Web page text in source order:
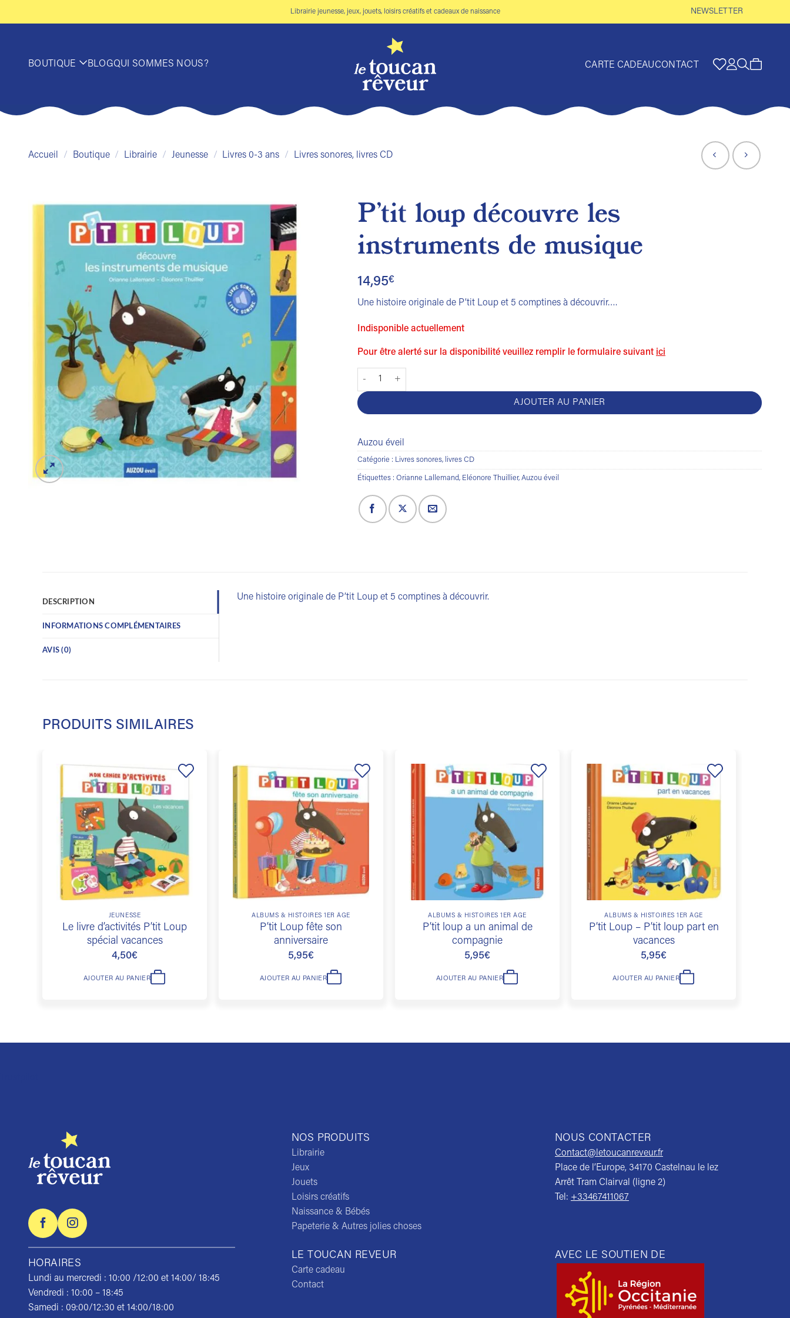
Librairie jeunesse, jeux, jouets, loisirs créatifs et cadeaux de naissance NEWSLETTER
BOUTIQUE BLOGQUI SOMMES NOUS? CARTE CADEAUCONTACT
Accueil / Boutique / Librairie / Jeunesse / Livres 0-3 ans / Livres sonores, livres CD
Ajouter
à la liste
de
souhaits
P’tit loup découvre les
instruments de musique
14,95€
Une histoire originale de P’tit Loup et 5 comptines à découvrir….
Indisponible actuellement
Pour être alerté sur la disponibilité veuillez remplir le formulaire suivant ici
quantité de P'tit loup découvre les instruments de musique
AJOUTER AU PANIER
Auzou éveil
Catégorie : Livres sonores, livres CD
Étiquettes : Orianne Lallemand, Eléonore Thuillier, Auzou éveil
DESCRIPTION
INFORMATIONS COMPLÉMENTAIRES
AVIS (0)
Une histoire originale de P’tit Loup et 5 comptines à découvrir.
PRODUITS SIMILAIRES
liste de
souhaits
JEUNESSE
Le livre d’activités P’tit Loup
spécial vacances
4,50€
AJOUTER AU PANIER
Ajouter
à la
liste de
souhaits
ALBUMS & HISTOIRES 1ER ÂGE
P’tit Loup fête son
anniversaire
5,95€
AJOUTER AU PANIER
Ajouter
à la
liste de
souhaits
ALBUMS & HISTOIRES 1ER ÂGE
P’tit loup a un animal de
compagnie
5,95€
AJOUTER AU PANIER
Ajouter
à la
liste de
ALBUMS & HISTOIRES 1ER ÂGE
P’tit Loup – P’tit loup part en
vacances
5,95€
AJOUTER AU PANIER
NOS PRODUITS
Librairie
Jeux
Jouets
Loisirs créatifs
Naissance & Bébés
Papeterie & Autres jolies choses
NOUS CONTACTER
Contact@letoucanreveur.fr
Place de l’Europe, 34170 Castelnau le lez
Arrêt Tram Clairval (ligne 2)
Tel: +33467411067
HORAIRES
Lundi au mercredi : 10:00 /12:00 et 14:00/ 18:45
Vendredi : 10:00 – 18:45
Samedi : 09:00/12:30 et 14:00/18:00
LE TOUCAN REVEUR
Carte cadeau
Contact
AVEC LE SOUTIEN DE